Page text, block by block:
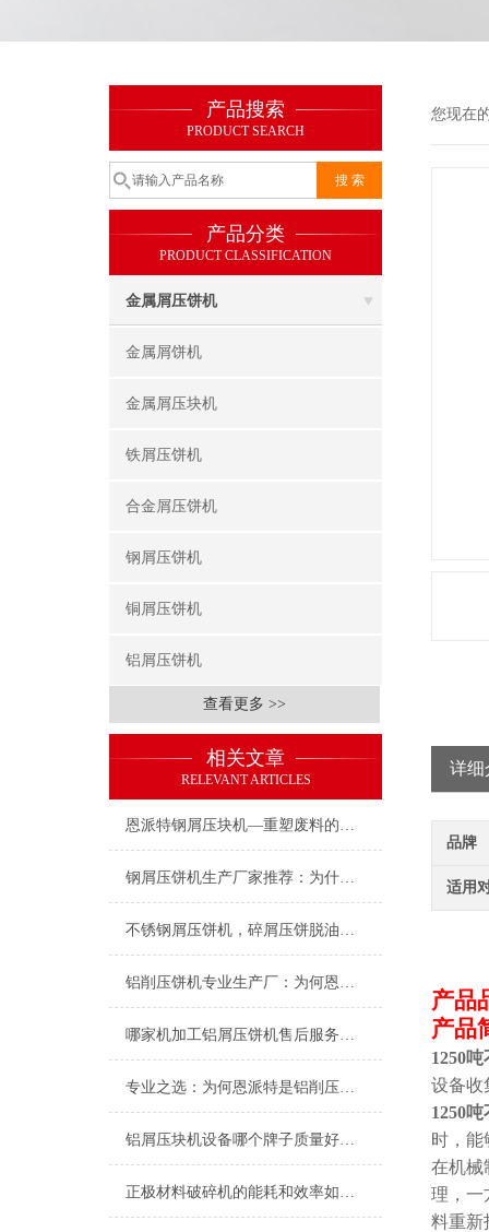
产品搜索
PRODUCT SEARCH
产品分类
PRODUCT CLASSIFICATION
金属屑压饼机
金属屑饼机
金属屑压块机
铁屑压饼机
合金屑压饼机
钢屑压饼机
铜屑压饼机
铝屑压饼机
查看更多 >>
相关文章
RELEVANT ARTICLES
恩派特钢屑压块机—重塑废料的再生价值
钢屑压饼机生产厂家推荐：为什么恩派特是您值得信赖的选择？
不锈钢屑压饼机，碎屑压饼脱油的好设备
铝削压饼机专业生产厂：为何恩派特压饼机成为行业优选？
哪家机加工铝屑压饼机售后服务最好？恩派特用实力诠释“服务至上”
专业之选：为何恩派特是铝削压饼机厂家的代表？
铝屑压块机设备哪个牌子质量好？恩派特品牌值得信赖
正极材料破碎机的能耗和效率如何优化？
您现在
详细
品牌
适用
产品
产品
1250
设备收
1250
时，能
在机械
理，一
料重新